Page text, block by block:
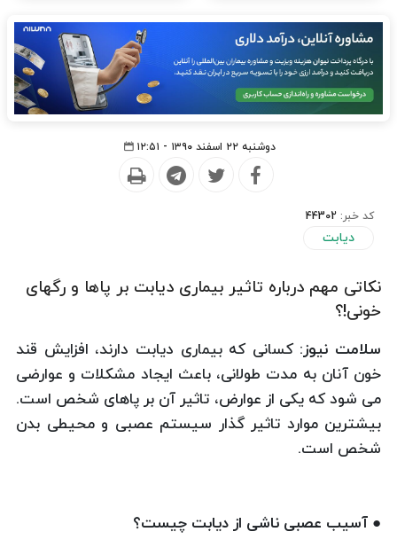
دوشنبه ۲۲ اسفند ۱۳۹۰ - ۱۲:۵۱
کد خبر: 44302
دیابت
نکاتی مهم درباره تاثیر بیماری دیابت بر پاها و رگهای
خونی!؟
سلامت نیوز:کسانی که بیماری دیابت دارند، افزایش قند
خون آنان به مدت طولانی، باعث ایجاد مشکلات و عوارضی
می شود که یکی از عوارض، تاثیر آن بر پاهای شخص است.
بیشترین موارد تاثیر گذار سیستم عصبی و محیطی بدن
شخص است.
● آسیب عصبی ناشی از دیابت چیست؟